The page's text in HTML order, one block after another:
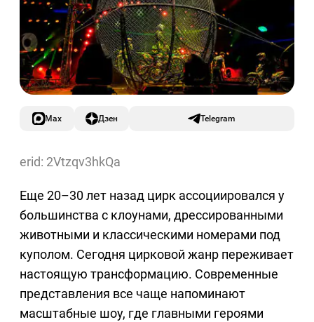
Max Дзен Telegram
erid: 2Vtzqv3hkQa
Еще 20–30 лет назад цирк ассоциировался у
большинства с клоунами, дрессированными
животными и классическими номерами под
куполом. Сегодня цирковой жанр переживает
настоящую трансформацию. Современные
представления все чаще напоминают
масштабные шоу, где главными героями